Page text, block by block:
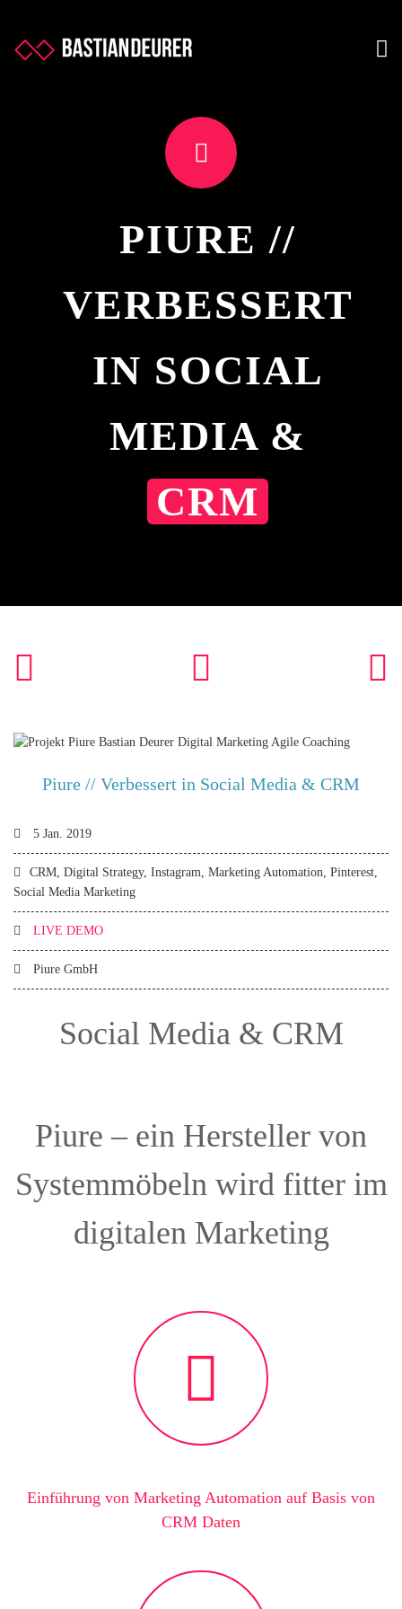
PIURE //
VERBESSERT
IN SOCIAL
MEDIA &
CRM
Piure // Verbessert in Social Media & CRM
5 Jan. 2019
CRM, Digital Strategy, Instagram, Marketing Automation, Pinterest,
Social Media Marketing
LIVE DEMO
Piure GmbH
Social Media & CRM
Piure – ein Hersteller von
Systemmöbeln wird fitter im
digitalen Marketing
Einführung von Marketing Automation auf Basis von
CRM Daten